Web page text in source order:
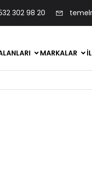
302 98 20
MARKALAR